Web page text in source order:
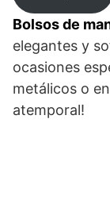
Bolsos de
elegantes y
ocasiones
metálicos o
atemporal!